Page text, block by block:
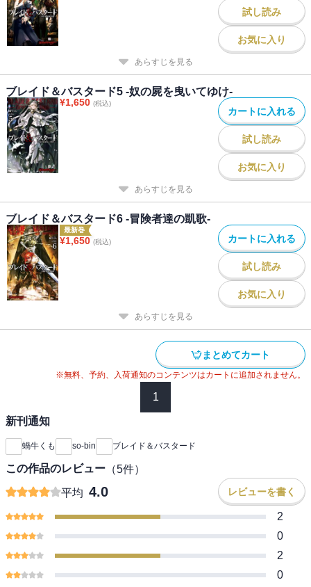
試し読み
お気に入り
あらすじを見る
ブレイド＆バスタード5 -奴の屍を曳いてゆけ-
¥1,650 (税込)
カートに入れる
試し読み
お気に入り
あらすじを見る
ブレイド＆バスタード6 -冒険者達の凱歌-
最新巻
¥1,650 (税込) カートに入れる
試し読み
お気に入り
あらすじを見る
まとめてカート
※無料、予約、入荷通知のコンテンツはカートに追加されません。
1
新刊通知
蝸牛くも so-bin ブレイド＆バスタード
この作品のレビュー （5件）
平均 4.0 レビューを書く
2
0
2
0